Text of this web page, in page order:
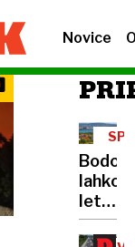
Novice
Bodo
lahko
le še